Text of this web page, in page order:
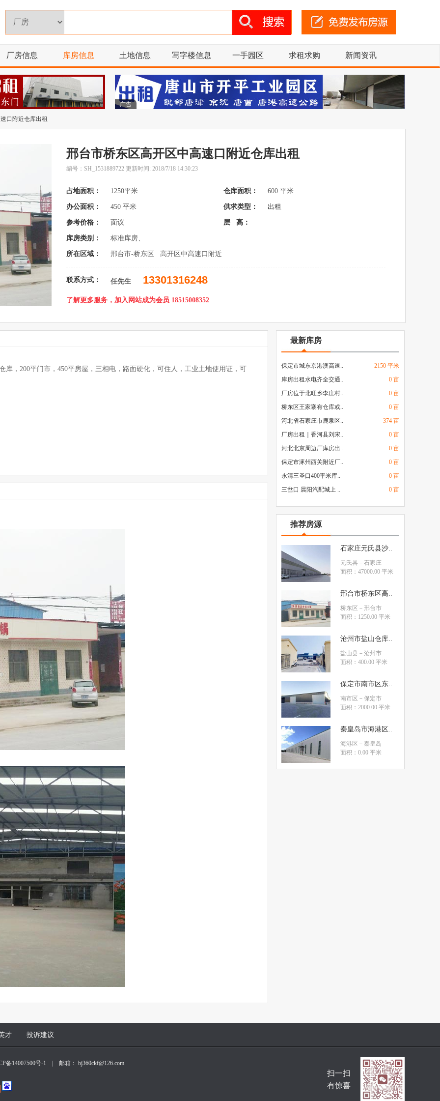
厂房信息 库房信息 土地信息 写字楼信息 一手园区 求租求购 新闻资讯
广告
口附近仓库出租
邢台市桥东区高开区中高速口附近仓库出租
编号：SH_1531889722 更新时间: 2018/7/18 14:30:23
占地面积： 1250平米 仓库面积： 600 平米
办公面积： 450 平米 供求类型： 出租
参考价格： 面议 层 高：
库房类别： 标准库房、
所在区域： 邢台市-桥东区 高开区中高速口附近
联系方式： 任先生 13301316248
了解更多服务，加入网站成为会员 18515008352
库，200平门市，450平房屋，三相电，路面硬化，可住人，工业土地使用证，可
最新库房
保定市城东京港澳高速..
2150 平米
库房出租水电齐全交通..
0 亩
厂房位于北旺乡李庄村..
0 亩
桥东区王家寨有仓库或..
0 亩
河北省石家庄市鹿泉区..
374 亩
厂房出租｜香河县刘宋..
0 亩
河北北京周边厂库房出..
0 亩
保定市涿州西关附近厂..
0 亩
永清三圣口400平米库..
0 亩
三岔口 晨阳汽配城上 ..
0 亩
推荐房源
石家庄元氏县沙..
元氏县 －石家庄
面积：47000.00 平米
邢台市桥东区高..
桥东区 －邢台市
面积：1250.00 平米
沧州市盐山仓库..
盐山县 －沧州市
面积：400.00 平米
保定市南市区东..
南市区 －保定市
面积：2000.00 平米
秦皇岛市海港区..
海港区 －秦皇岛
面积：0.00 平米
才 投诉建议
备14007500号-1 | 邮箱： bj360ckf@126.com
扫一扫
有惊喜